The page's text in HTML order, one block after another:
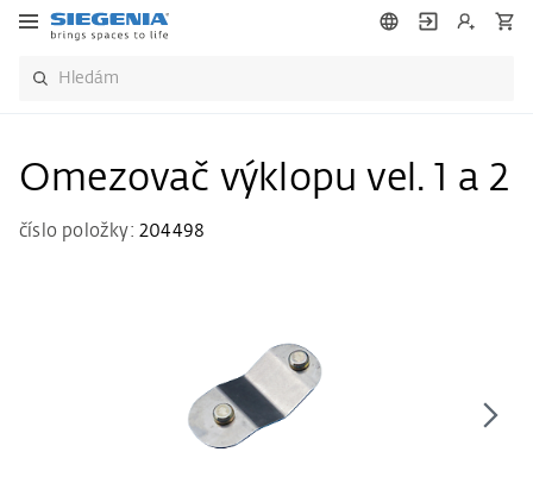
Omezovač výklopu vel. 1 a 2
číslo položky: 204498